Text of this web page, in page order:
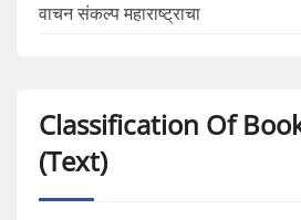
वाचन संकल्प महाराष्ट्राचा
Classification Of
(Text)